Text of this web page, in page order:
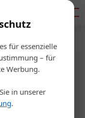
für essenzielle
– für
Werbung.
in unserer
.